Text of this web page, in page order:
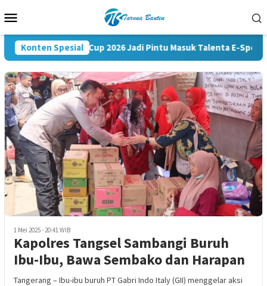
ke
Mobile
Konten Spesial
Kapolri Cup 2026 Jadi Pintu Masuk Talenta E-Sports
1 Mei 2025 - 20:41 WIB
Kapolres Tangsel Sambangi Buruh
Ibu-Ibu, Bawa Sembako dan Harapan
Tangerang – Ibu-ibu buruh PT Gabri Indo Italy (GII) menggelar aksi